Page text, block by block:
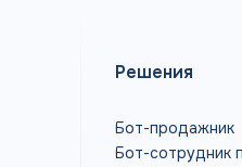
Решения
Бот-продажник
Бот-сотрудник